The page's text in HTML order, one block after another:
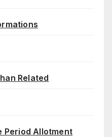
Related
Period Allotment